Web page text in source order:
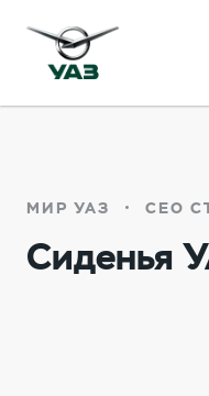
МИР УАЗ СЕО
Сиденья